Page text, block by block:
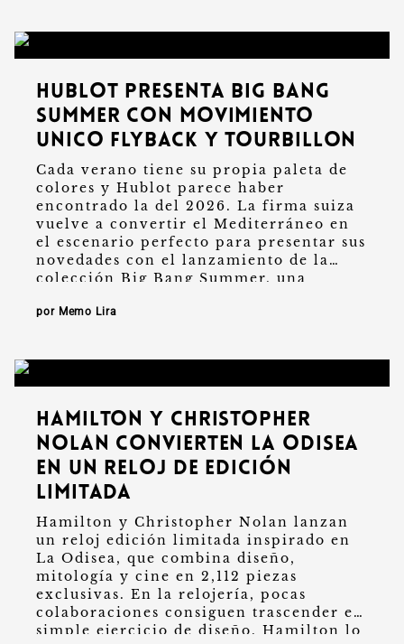
Hublot presenta Big Bang
Summer con movimiento
Unico Flyback y Tourbillon
Cada verano tiene su propia paleta de
colores y Hublot parece haber
encontrado la del 2026. La firma suiza
vuelve a convertir el Mediterráneo en
el escenario perfecto para presentar sus
novedades con el lanzamiento de la
colección Big Bang Summer, una
por Memo Lira
Hamilton y Christopher
Nolan convierten La Odisea
en un reloj de edición
limitada
Hamilton y Christopher Nolan lanzan
un reloj edición limitada inspirado en
La Odisea, que combina diseño,
mitología y cine en 2,112 piezas
exclusivas. En la relojería, pocas
colaboraciones consiguen trascender el
simple ejercicio de diseño. Hamilton lo